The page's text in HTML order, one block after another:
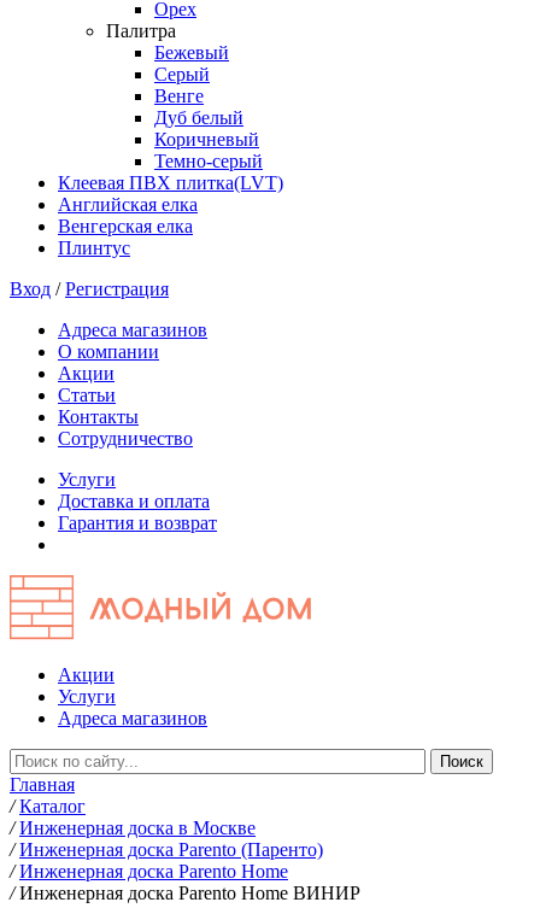
Орех
Палитра
Бежевый
Серый
Венге
Дуб белый
Коричневый
Темно-серый
Клеевая ПВХ плитка(LVT)
Английская елка
Венгерская елка
Плинтус
Вход /Регистрация
Адреса магазинов
О компании
Акции
Статьи
Контакты
Сотрудничество
Услуги
Доставка и оплата
Гарантия и возврат
Акции
Услуги
Адреса магазинов
Главная
/ Каталог
/ Инженерная доска в Москве
/ Инженерная доска Parento (Паренто)
/ Инженерная доска Parento Home
/ Инженерная доска Parento Home ВИНИР